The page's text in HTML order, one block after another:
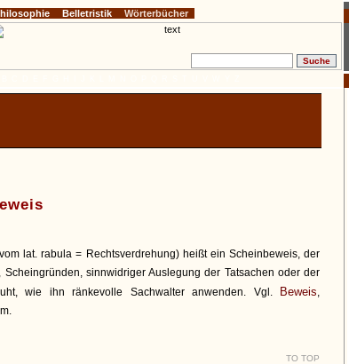
lat. rabula = Rechtsverdrehung) heißt ein Scheinbeweis, der
Scheingründen, sinnwidriger Auslegung der Tatsachen oder der
wie ihn ränkevolle Sachwalter anwenden. Vgl.
Beweis,
TO TOP
Belletristik Wörterbücher